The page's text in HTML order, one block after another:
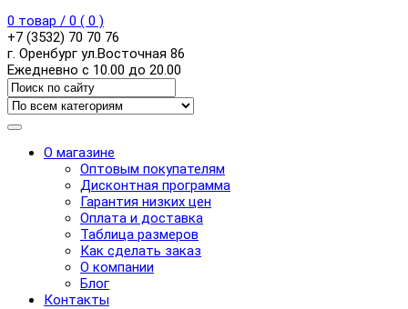
0 товар / 0 ( 0 )
+7 (3532) 70 70 76
г. Оренбург ул.Восточная 86
Ежедневно с 10.00 до 20.00
О магазине
Оптовым покупателям
Дисконтная программа
Гарантия низких цен
Оплата и доставка
Таблица размеров
Как сделать заказ
О компании
Блог
Контакты